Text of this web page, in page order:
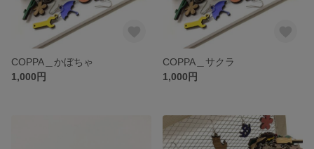
COPPA＿かぼちゃ
1,000円
COPPA＿サクラ
1,000円